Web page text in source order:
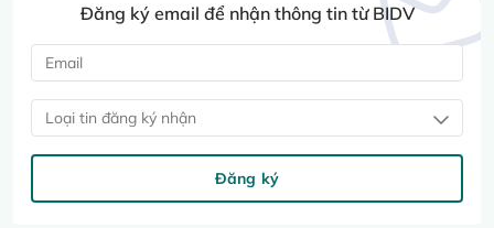
Đăng ký email để nhận thông tin từ BIDV
Loại tin đăng ký nhận
Đăng ký